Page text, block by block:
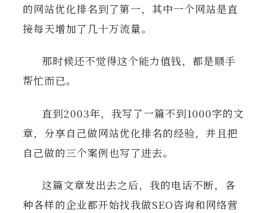
的网站优化排名到了第一，其中一个网站是直
接每天增加了几十万流量。
那时候还不觉得这个能力值钱，都是顺手
帮忙而已。
直到2003年，我写了一篇不到1000字的文
章，分享自己做网站优化排名的经验，并且把
自己做的三个案例也写了进去。
这篇文章发出去之后，我的电话不断，各
种各样的企业都开始找我做SEO咨询和网络营